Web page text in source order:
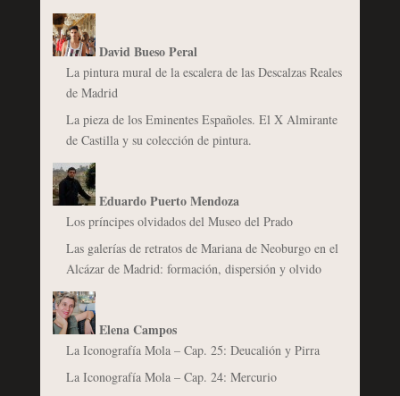
David Bueso Peral
La pintura mural de la escalera de las Descalzas Reales
de Madrid
La pieza de los Eminentes Españoles. El X Almirante
de Castilla y su colección de pintura.
Eduardo Puerto Mendoza
Los príncipes olvidados del Museo del Prado
Las galerías de retratos de Mariana de Neoburgo en el
Alcázar de Madrid: formación, dispersión y olvido
Elena Campos
La Iconografía Mola – Cap. 25: Deucalión y Pirra
La Iconografía Mola – Cap. 24: Mercurio